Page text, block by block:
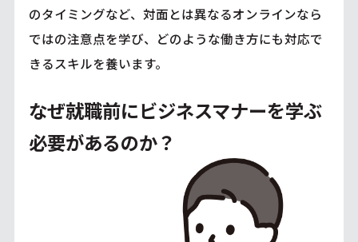
のタイミングなど、対面とは異なるオンラインなら
ではの注意点を学び、どのような働き方にも対応で
きるスキルを養います。
なぜ就職前にビジネスマナーを学ぶ
必要があるのか？